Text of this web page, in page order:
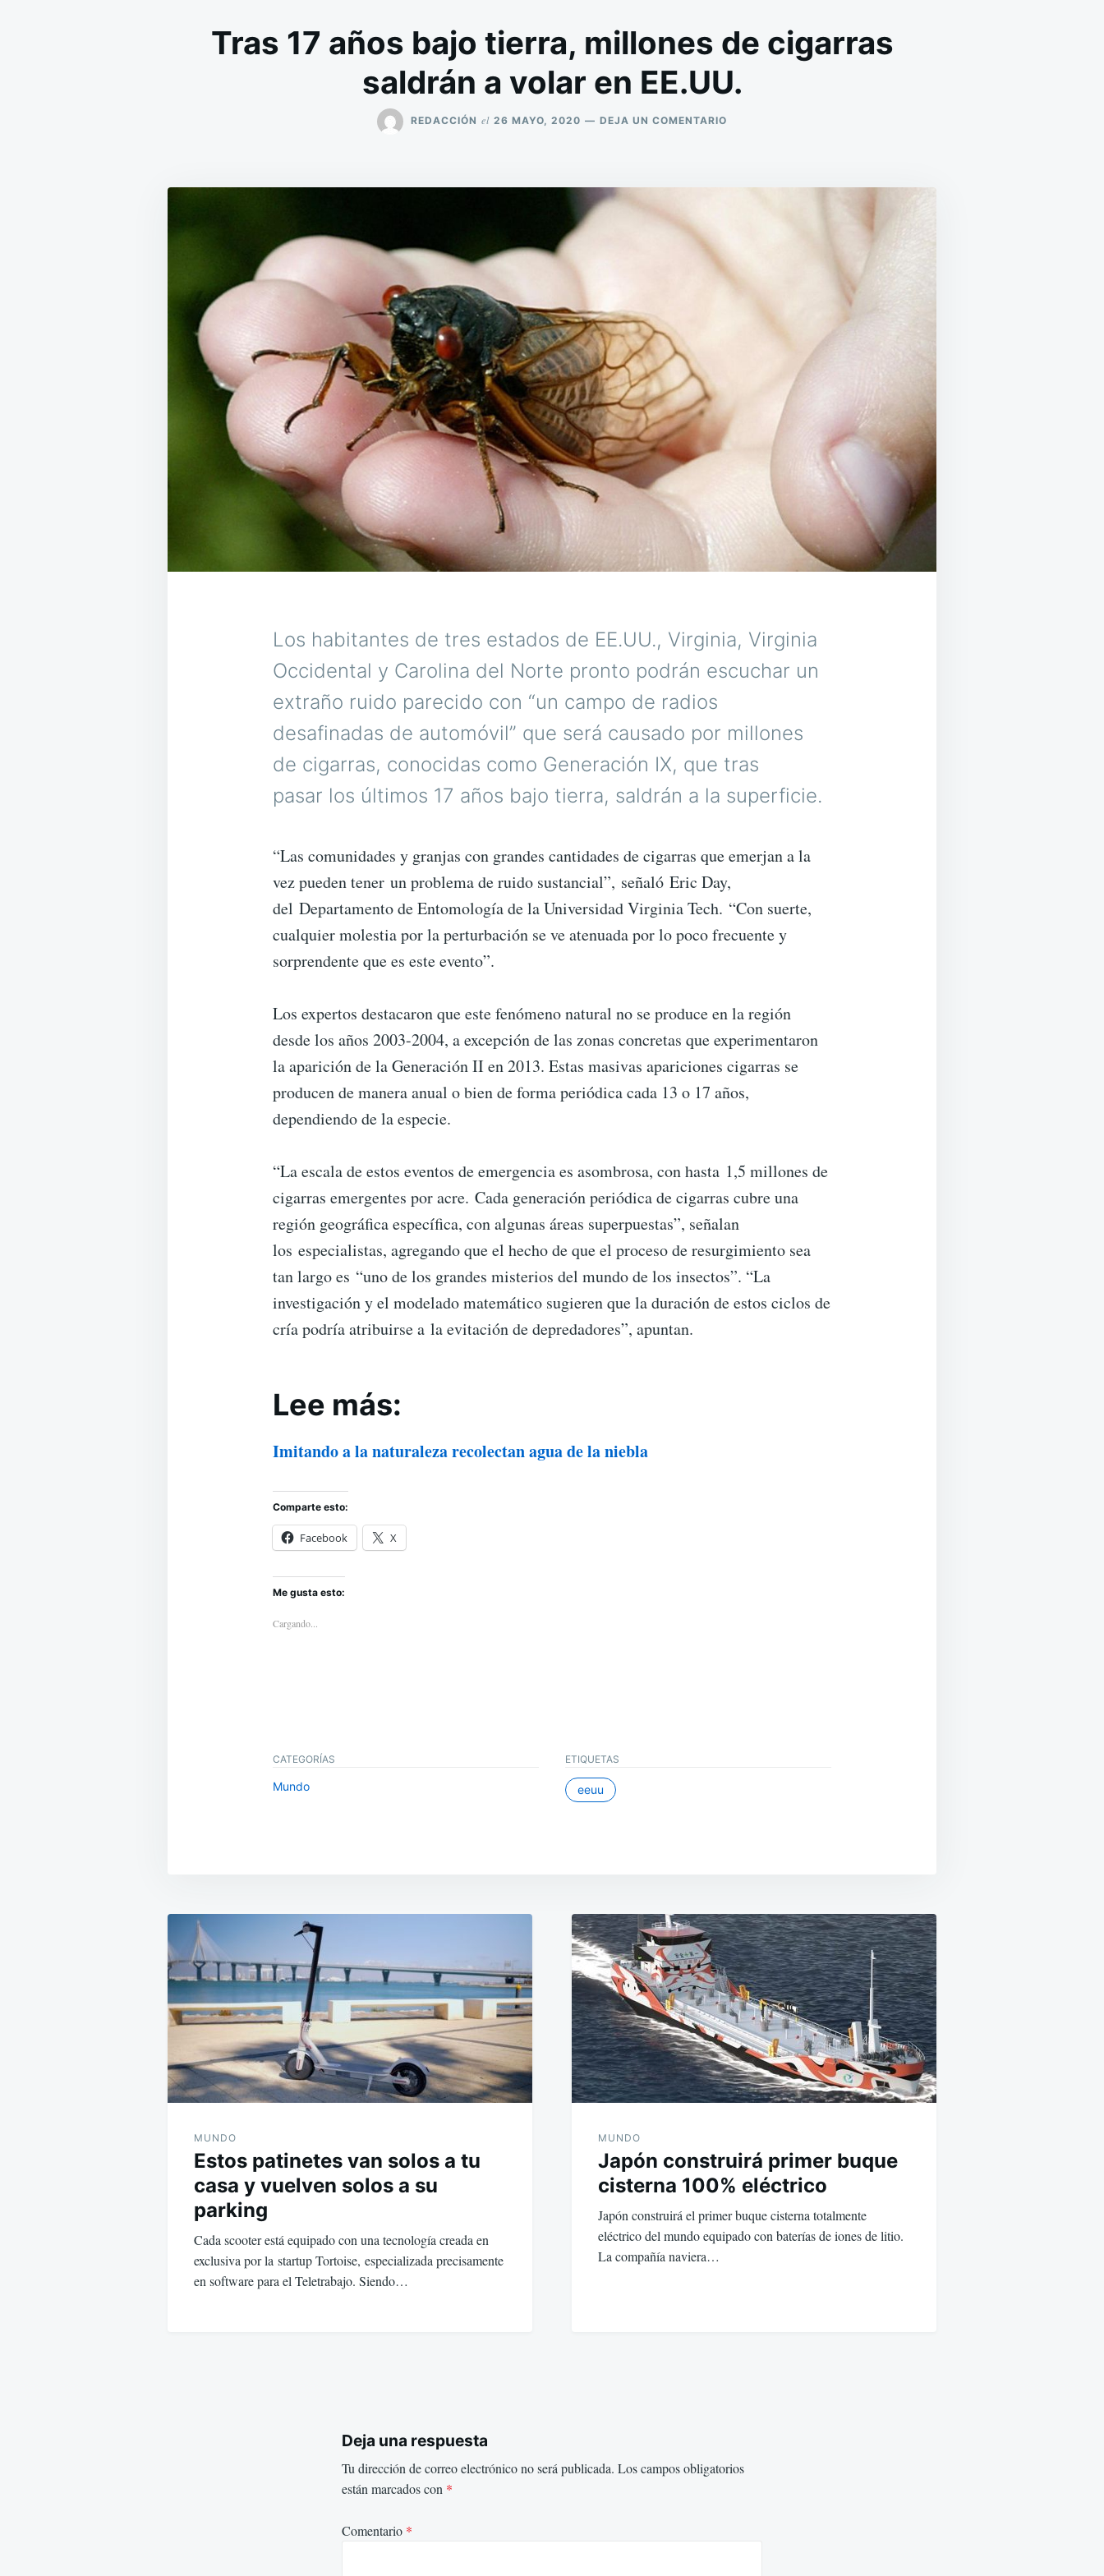
Tras 17 años bajo tierra, millones de cigarras
saldrán a volar en EE.UU.
REDACCIÓN el 26 MAYO, 2020 DEJA UN COMENTARIO
Los habitantes de tres estados de EE.UU., Virginia, Virginia
Occidental y Carolina del Norte pronto podrán escuchar un
extraño ruido parecido con “un campo de radios
desafinadas de automóvil” que será causado por millones
de cigarras, conocidas como Generación IX, que tras
pasar los últimos 17 años bajo tierra, saldrán a la superficie.
“Las comunidades y granjas con grandes cantidades de cigarras que emerjan a la
vez pueden tener un problema de ruido sustancial”, señaló Eric Day,
del Departamento de Entomología de la Universidad Virginia Tech. “Con suerte,
cualquier molestia por la perturbación se ve atenuada por lo poco frecuente y
sorprendente que es este evento”.
Los expertos destacaron que este fenómeno natural no se produce en la región
desde los años 2003-2004, a excepción de las zonas concretas que experimentaron
la aparición de la Generación II en 2013. Estas masivas apariciones cigarras se
producen de manera anual o bien de forma periódica cada 13 o 17 años,
dependiendo de la especie.
“La escala de estos eventos de emergencia es asombrosa, con hasta 1,5 millones de
cigarras emergentes por acre. Cada generación periódica de cigarras cubre una
región geográfica específica, con algunas áreas superpuestas”, señalan
los especialistas, agregando que el hecho de que el proceso de resurgimiento sea
tan largo es “uno de los grandes misterios del mundo de los insectos”. “La
investigación y el modelado matemático sugieren que la duración de estos ciclos de
cría podría atribuirse a la evitación de depredadores”, apuntan.
Lee más:
Imitando a la naturaleza recolectan agua de la niebla
Comparte esto:
Facebook X
Me gusta esto:
Cargando...
CATEGORÍAS
Mundo
ETIQUETAS
eeuu
Navegación
de
entradas
MUNDO
Estos patinetes van solos a tu
casa y vuelven solos a su
parking
Cada scooter está equipado con una tecnología creada en
exclusiva por la startup Tortoise, especializada precisamente
en software para el Teletrabajo. Siendo…
MUNDO
Japón construirá primer buque
cisterna 100% eléctrico
Japón construirá el primer buque cisterna totalmente
eléctrico del mundo equipado con baterías de iones de litio.
La compañía naviera…
Deja una respuesta
Tu dirección de correo electrónico no será publicada. Los campos obligatorios
están marcados con *
Comentario *